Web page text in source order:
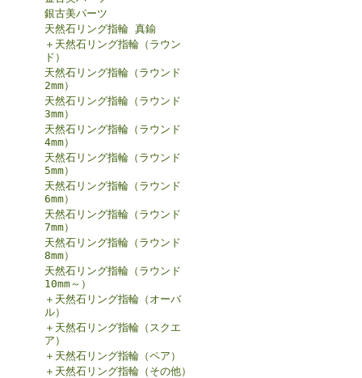
銀古美パーツ
天然石リング指輪 真鍮
＋天然石リング指輪（ラウン
ド）
天然石リング指輪（ラウンド
2mm）
天然石リング指輪（ラウンド
3mm）
天然石リング指輪（ラウンド
4mm）
天然石リング指輪（ラウンド
5mm）
天然石リング指輪（ラウンド
6mm）
天然石リング指輪（ラウンド
7mm）
天然石リング指輪（ラウンド
8mm）
天然石リング指輪（ラウンド
10mm～）
＋天然石リング指輪（オーバ
ル）
＋天然石リング指輪（スクエ
ア）
＋天然石リング指輪（ペア）
＋天然石リング指輪（その他）